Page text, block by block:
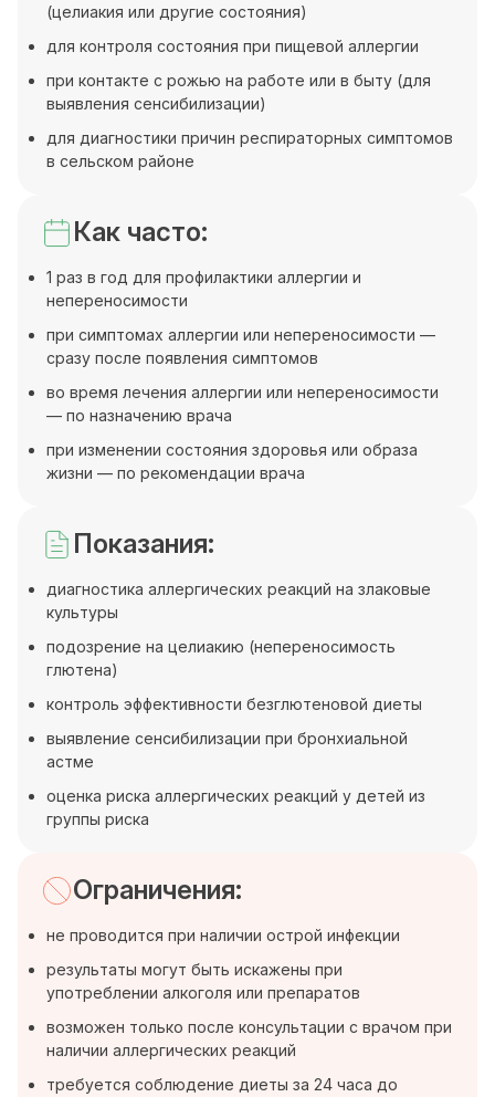
(целиакия или другие состояния)
для контроля состояния при пищевой аллергии
при контакте с рожью на работе или в быту (для
выявления сенсибилизации)
для диагностики причин респираторных симптомов
в сельском районе
Как часто:
1 раз в год для профилактики аллергии и
непереносимости
при симптомах аллергии или непереносимости —
сразу после появления симптомов
во время лечения аллергии или непереносимости
— по назначению врача
при изменении состояния здоровья или образа
жизни — по рекомендации врача
Показания:
диагностика аллергических реакций на злаковые
культуры
подозрение на целиакию (непереносимость
глютена)
контроль эффективности безглютеновой диеты
выявление сенсибилизации при бронхиальной
астме
оценка риска аллергических реакций у детей из
группы риска
Ограничения:
не проводится при наличии острой инфекции
результаты могут быть искажены при
употреблении алкоголя или препаратов
возможен только после консультации с врачом при
наличии аллергических реакций
требуется соблюдение диеты за 24 часа до